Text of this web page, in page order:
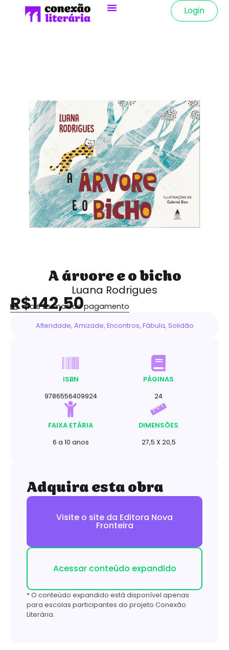
Login
A árvore e o bicho
Luana Rodrigues
R$142,50
mais formas de pagamento
Alteridade, Amizade, Encontros, Fábula, Solidão
ISBN
9786556409924
PÁGINAS
24
FAIXA ETÁRIA
6 a 10 anos
DIMENSÕES
27,5 X 20,5
Adquira esta obra
Visite o site da Editora Nova
Fronteira
Acessar conteúdo expandido
* O conteúdo expandido está disponível apenas
para escolas participantes do projeto Conexão
Literária.